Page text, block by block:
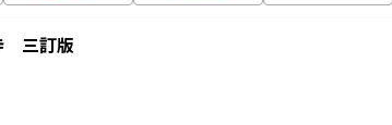
三訂版